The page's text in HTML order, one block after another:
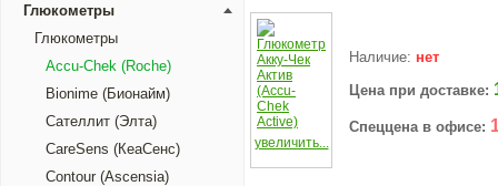
Глюкометры
Глюкометры
Accu-Chek (Roche)
Bionime (Бионайм)
Сателлит (Элта)
CareSens (КеаСенс)
Contour (Ascensia)
увеличить...
Наличие: нет
Цена при доставке:
Спеццена в офисе: